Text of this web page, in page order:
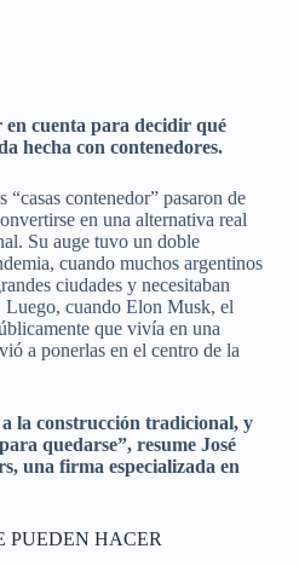
en cuenta para decidir qué
hecha con contenedores.
contenedor” pasaron de
en una alternativa real
Su auge tuvo un doble
cuando muchos argentinos
ciudades y necesitaban
Luego, cuando Elon Musk, el
que vivía en una
a ponerlas en el centro de la
la construcción tradicional, y
quedarse”, resume José
una firma especializada en
PUEDEN HACER